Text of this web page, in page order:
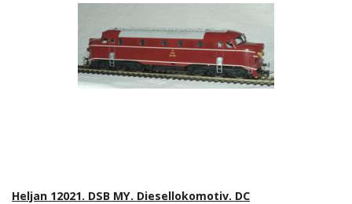
Heljan 12021. DSB MY. Diesellokomotiv. DC